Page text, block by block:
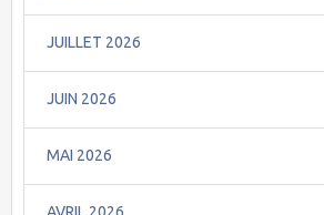
JUILLET 2026
JUIN 2026
MAI 2026